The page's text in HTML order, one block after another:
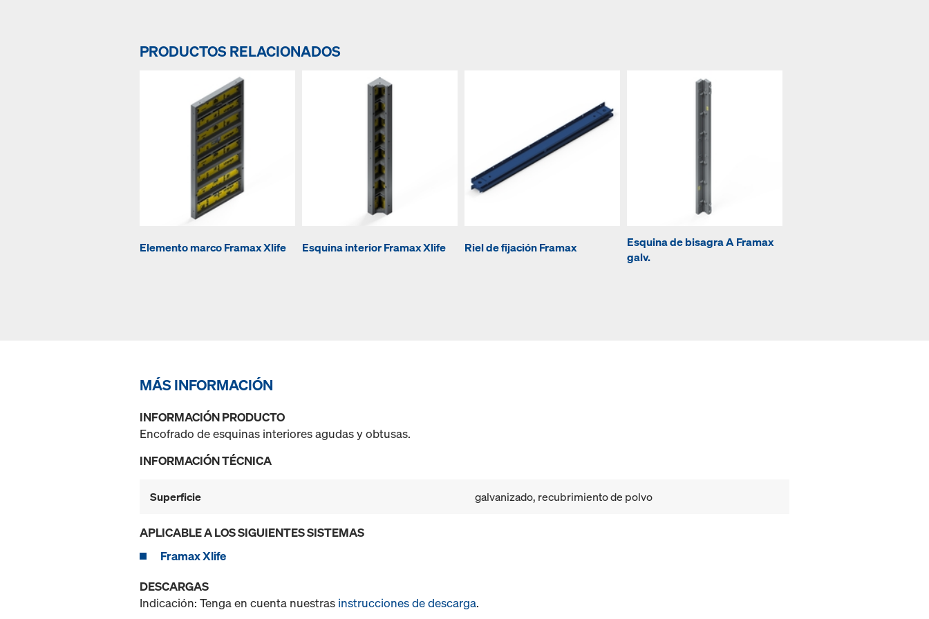
PRODUCTOS RELACIONADOS
Elemento marco Framax Xlife Esquina interior Framax Xlife Riel de fijación Framax
Esquina de bisagra A Framax
galv.
MÁS INFORMACIÓN
INFORMACIÓN PRODUCTO
Encofrado de esquinas interiores agudas y obtusas.
INFORMACIÓN TÉCNICA
Superficie galvanizado, recubrimiento de polvo
APLICABLE A LOS SIGUIENTES SISTEMAS
Framax Xlife
DESCARGAS
Indicación: Tenga en cuenta nuestras instrucciones de descarga.